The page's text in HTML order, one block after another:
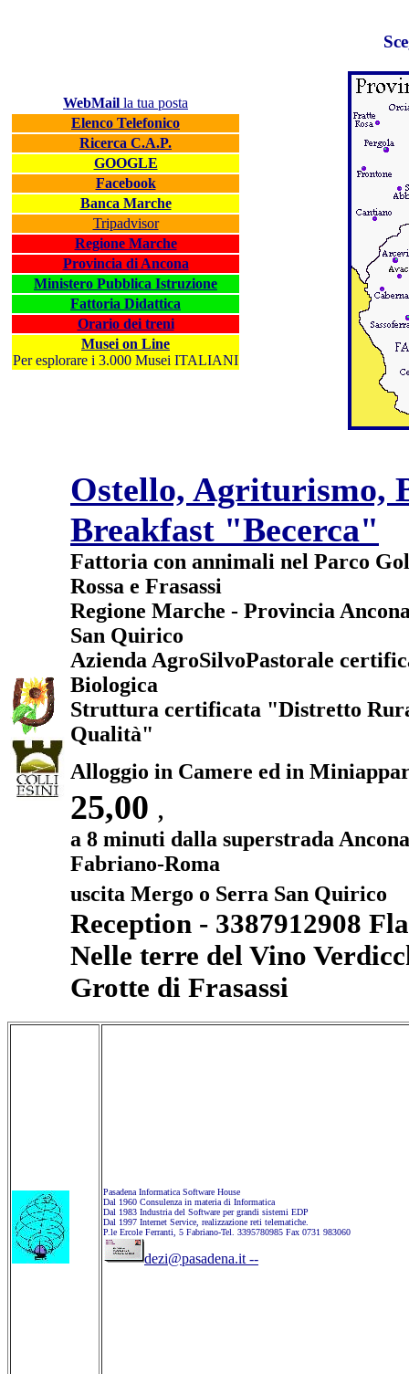
WebMail la tua posta
Elenco Telefonico
Ricerca C.A.P.
GOOGLE
Facebook
Banca Marche
Tripadvisor
Regione Marche
Provincia di Ancona
Ministero Pubblica Istruzione
Fattoria Didattica
Orario dei treni
Musei on Line
Per esplorare i 3.000 Musei ITALIANI
Ostello, Agriturismo,
Breakfast "Becerca"
Fattoria con annimali nel Parco
Rossa e Frasassi
Regione Marche - Provincia
San Quirico
Azienda AgroSilvoPastorale
Biologica
Struttura certificata "Distretto
Qualità"
Alloggio in Camere ed in
25,00 ,
a 8 minuti dalla superstrada
Fabriano-Roma
uscita Mergo o Serra San Quirico
Reception - 3387912908
Nelle terre del Vino
Grotte di Frasassi
Pasadena Informatica Software House
Dal 1960 Consulenza in materia di Informatica
Dal 1983 Industria del Software per grandi sistemi EDP
Dal 1997 Internet Service, realizzazione reti telematiche.
P.le Ercole Ferranti, 5 Fabriano-Tel. 3395780985 Fax 0731 983060
dezi@pasadena.it --